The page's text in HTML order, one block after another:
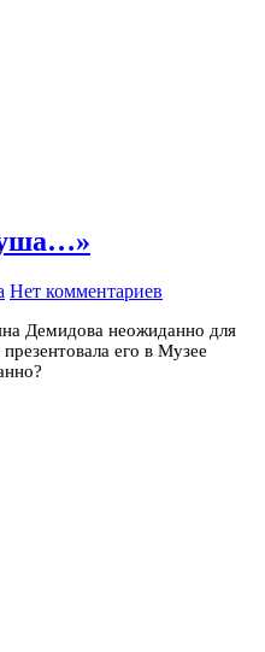
Нет комментариев
Демидова неожиданно для
его в Музее